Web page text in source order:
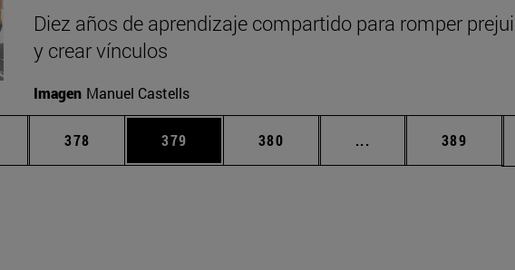
Diez años de aprendizaje compartido para romper
y crear vínculos
Imagen Manuel Castells
Páginas intermedias Use TAB para desplazarse.
Página
378 Página
379 Página
380 ... Páginas intermedias
Página
389